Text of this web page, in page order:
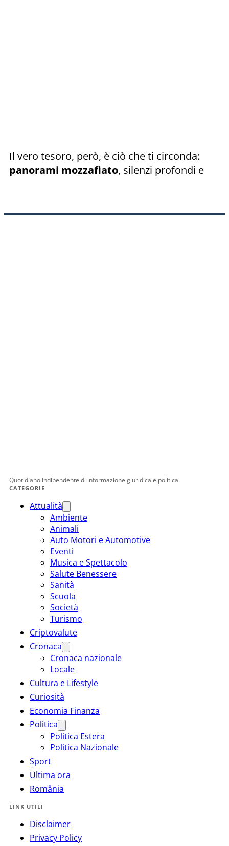
Il vero tesoro, però, è ciò che ti circonda:
panorami mozzafiato, silenzi profondi e
Quotidiano indipendente di informazione giuridica e politica.
CATEGORIE
Attualità
Ambiente
Animali
Auto Motori e Automotive
Eventi
Musica e Spettacolo
Salute Benessere
Sanità
Scuola
Società
Turismo
Criptovalute
Cronaca
Cronaca nazionale
Locale
Cultura e Lifestyle
Curiosità
Economia Finanza
Politica
Politica Estera
Politica Nazionale
Sport
Ultima ora
România
LINK UTILI
Disclaimer
Privacy Policy